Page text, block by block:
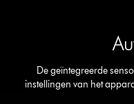
De geïntegreerde
instellingen van het